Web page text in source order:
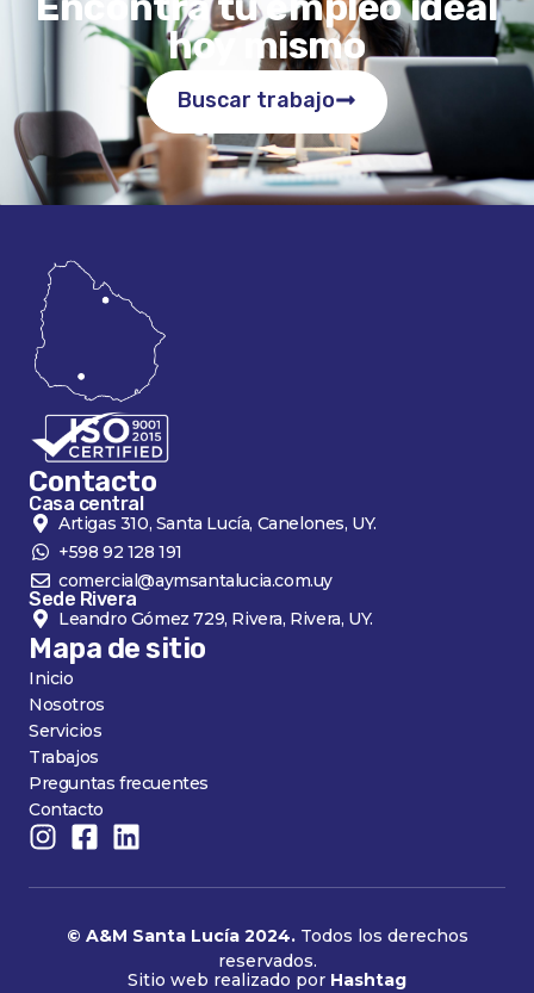
hoy mismo
Buscar trabajo
Contacto
Casa central
Artigas 310, Santa Lucía, Canelones, UY.
+598 92 128 191
comercial@aymsantalucia.com.uy
Sede Rivera
Leandro Gómez 729, Rivera, Rivera, UY.
Mapa de sitio
Inicio
Nosotros
Servicios
Trabajos
Preguntas frecuentes
Contacto
© A&M Santa Lucía 2024. Todos los derechos
reservados.
Sitio web realizado por Hashtag